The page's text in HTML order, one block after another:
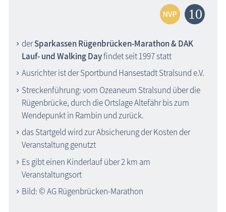
derSparkassen Rügenbrücken-Marathon & DAK
Lauf- und Walking Dayfindet seit 1997 statt
Ausrichter ist der Sportbund Hansestadt Stralsund e.V.
Streckenführung: vom Ozeaneum Stralsund über die
Rügenbrücke, durch die Ortslage Altefähr bis zum
Wendepunkt in Rambin und zurück.
das Startgeld wird zur Absicherung der Kosten der
Veranstaltung genutzt
Es gibt einen Kinderlauf über 2 km am
Veranstaltungsort
Bild: © AG Rügenbrücken-Marathon